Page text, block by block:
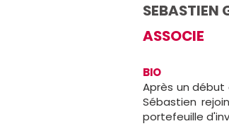
SEBASTIEN
ASSOCIE
BIO
Après un début
Sébastien
portefeuille